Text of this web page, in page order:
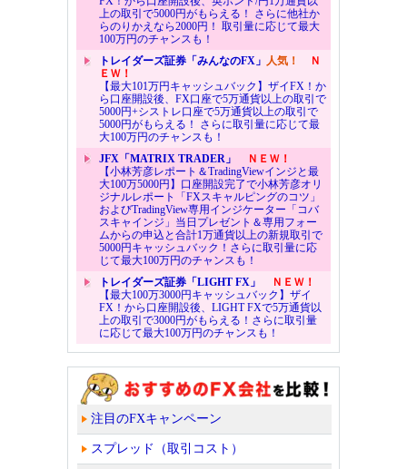
上の取引で5000円がもらえる！ さらに他社か
らのりかえなら2000円！ 取引量に応じて最大
100万円のチャンスも！
トレイダーズ証券「みんなのFX」 人気！
Ｎ
ＥＷ！
【最大101万円キャッシュバック】ザイFX！か
ら口座開設後、FX口座で5万通貨以上の取引で
5000円+シストレ口座で5万通貨以上の取引で
5000円がもらえる！ さらに取引量に応じて最
大100万円のチャンスも！
JFX「MATRIX TRADER」
ＮＥＷ！
【小林芳彦レポート＆TradingViewインジと最
大100万5000円】口座開設完了で小林芳彦オリ
ジナルレポート「FXスキャルピングのコツ」
およびTradingView専用インジケーター「コバ
スキャインジ」当日プレゼント＆専用フォー
ムからの申込と合計1万通貨以上の新規取引で
5000円キャッシュバック！さらに取引量に応
じて最大100万円のチャンスも！
トレイダーズ証券「LIGHT FX」
ＮＥＷ！
【最大100万3000円キャッシュバック】ザイ
FX！から口座開設後、LIGHT FXで5万通貨以
上の取引で3000円がもらえる！さらに取引量
に応じて最大100万円のチャンスも！
注目のFXキャンペーン
スプレッド（取引コスト）